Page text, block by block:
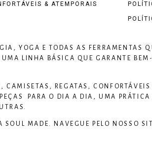
& ATEMPORAIS
YOGA E TODAS AS FERRAMENTAS
LINHA BÁSICA QUE GARANTE BEM-
REGATAS,
PARA O DIA A DIA, UMA
SOUL MADE . NAVEGUE PELO NOSSO